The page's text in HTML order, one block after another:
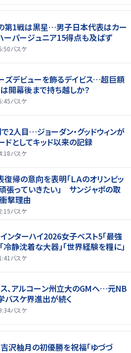
第1戦は黒星…男子日本代表はカー
ーパージュニア15得点も及ばず
バスケ
ズデビューを飾るデイビス…超巨額
開幕後まで持ち越しか？
バスケ
2人目…ジョーダン・グッドウィンが
ドとしてキッド以来の記録
バスケ
復帰の意向を表明「ＬＡのオリンピッ
張っていきたい」 サンジャポの取
撃理由
バスケ
インターハイ2026女子ベスト5「最強
冷静沈着な大器」「世界経験を糧に」
バスケ
ス、アルコーン州立大のGMへ…元NB
バスケ界進出が続く
バスケ
沢柚月の初優勝を祝福「ゆづづ